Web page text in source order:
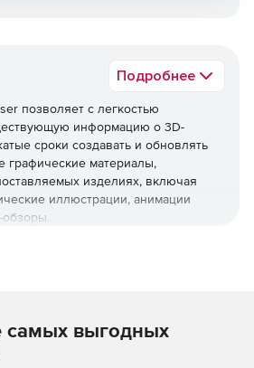
Подробнее
позволяет c легкостью
информацию о 3D-
сроки создавать и обновлять
графические материалы,
изделиях, включая
иллюстрации, анимации
обзоры.
изделием.
позволяет пользователям,
самых выгодных